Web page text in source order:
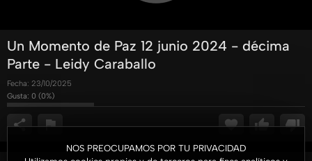
NOS PREOCUPAMOS POR TU PRIVACIDAD
Un Momento de Paz 12 junio 2024 - décima
Parte - Leidy Caraballo
Fecha: 23/10/2025
Gusta: 0 (0%)